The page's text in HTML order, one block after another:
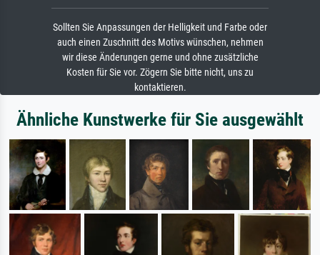
Sollten Sie Anpassungen der Helligkeit und Farbe oder
auch einen Zuschnitt des Motivs wünschen, nehmen
wir diese Änderungen gerne und ohne zusätzliche
Kosten für Sie vor. Zögern Sie bitte nicht, uns zu
kontaktieren.
Ähnliche Kunstwerke für Sie ausgewählt